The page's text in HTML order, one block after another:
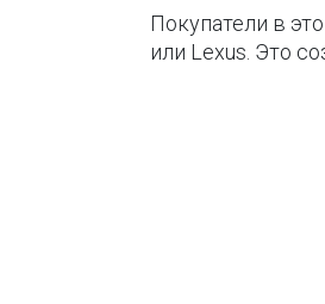
Покупатели в
или Lexus. Это